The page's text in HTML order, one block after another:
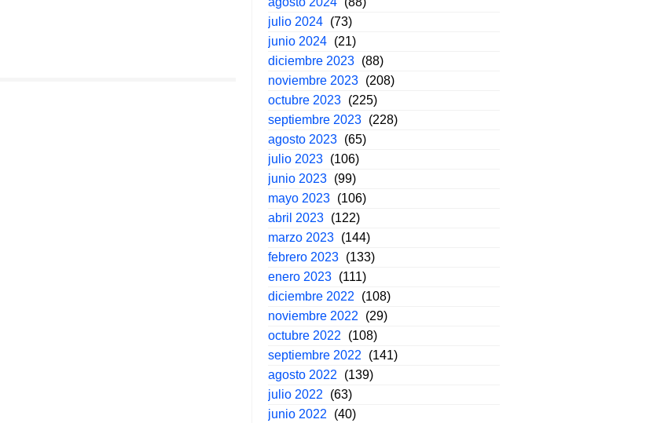
julio 2024 (73)
junio 2024 (21)
diciembre 2023 (88)
noviembre 2023 (208)
octubre 2023 (225)
septiembre 2023 (228)
agosto 2023 (65)
julio 2023 (106)
junio 2023 (99)
mayo 2023 (106)
abril 2023 (122)
marzo 2023 (144)
febrero 2023 (133)
enero 2023 (111)
diciembre 2022
(108)
noviembre 2022
(29)
octubre 2022
(108)
septiembre 2022
(141)
agosto 2022
(139)
julio 2022
(63)
junio 2022
(40)